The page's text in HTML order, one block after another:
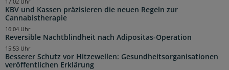
KBV und Kassen präzisieren die neuen Regeln zur
Cannabistherapie
17:02 Uhr
Reversible Nachtblindheit nach Adipositas-Operation
16:04 Uhr
Besserer Schutz vor Hitzewellen: Gesundheitsorganisationen
veröffentlichen Erklärung
15:53 Uhr